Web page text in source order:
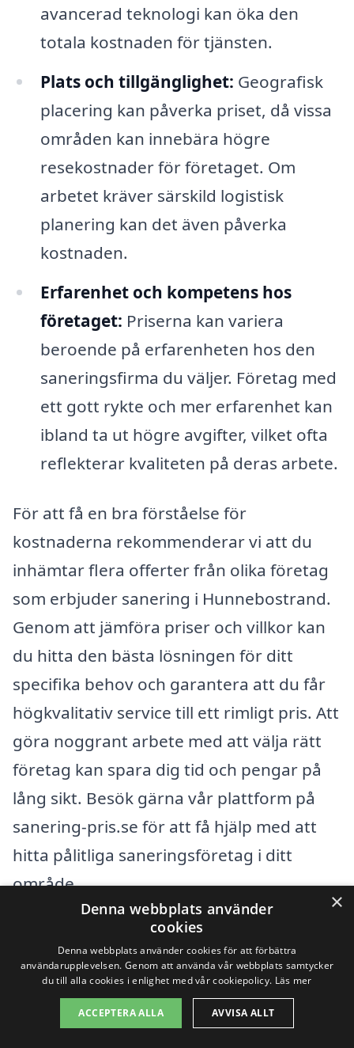
avancerad teknologi kan öka den
totala kostnaden för tjänsten.
Plats och tillgänglighet: Geografisk
placering kan påverka priset, då vissa
områden kan innebära högre
resekostnader för företaget. Om
arbetet kräver särskild logistisk
planering kan det även påverka
kostnaden.
Erfarenhet och kompetens hos
företaget: Priserna kan variera
beroende på erfarenheten hos den
saneringsfirma du väljer. Företag med
ett gott rykte och mer erfarenhet kan
ibland ta ut högre avgifter, vilket ofta
reflekterar kvaliteten på deras arbete.
För att få en bra förståelse för
kostnaderna rekommenderar vi att du
inhämtar flera offerter från olika företag
som erbjuder sanering i Hunnebostrand.
Genom att jämföra priser och villkor kan
du hitta den bästa lösningen för ditt
specifika behov och garantera att du får
högkvalitativ service till ett rimligt pris. Att
göra noggrant arbete med att välja rätt
företag kan spara dig tid och pengar på
lång sikt. Besök gärna vår plattform på
sanering-pris.se för att få hjälp med att
hitta pålitliga saneringsföretag i ditt
område.
förpliktelser
×
Denna webbplats använder
cookies
Denna webbplats använder cookies för att förbättra
användarupplevelsen. Genom att använda vår webbplats samtycker
du till alla cookies i enlighet med vår cookiepolicy. Läs mer
ACCEPTERA ALLA AVVISA ALLT